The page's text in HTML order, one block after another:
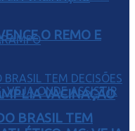
VACINAÇÃO
O REMO E
BRASIL TEM